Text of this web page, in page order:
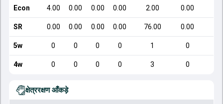
Econ 4.00 0.00 0.00 0.00 2.00 0.00
SR 0.00 0.00 0.00 0.00 76.00 0.00
5w 0 0 0 0 1 0
4w 0 0 0 0 3 0
क्षेत्ररक्षण आँकड़े